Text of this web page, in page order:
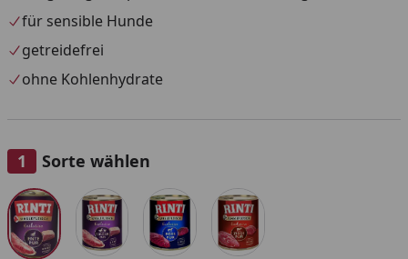
für sensible Hunde
getreidefrei
ohne Kohlenhydrate
Sorte wählen
Alle anzeigen (4)